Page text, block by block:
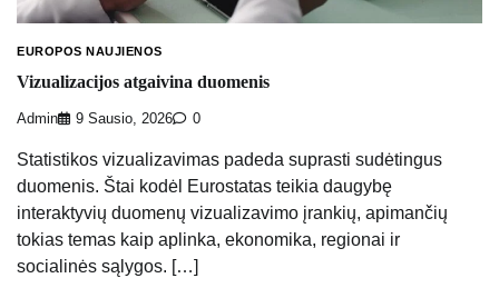
EUROPOS NAUJIENOS
Vizualizacijos atgaivina duomenis
Admin 9 Sausio, 2026 0
Statistikos vizualizavimas padeda suprasti sudėtingus
duomenis. Štai kodėl Eurostatas teikia daugybę
interaktyvių duomenų vizualizavimo įrankių, apimančių
tokias temas kaip aplinka, ekonomika, regionai ir
socialinės sąlygos. […]